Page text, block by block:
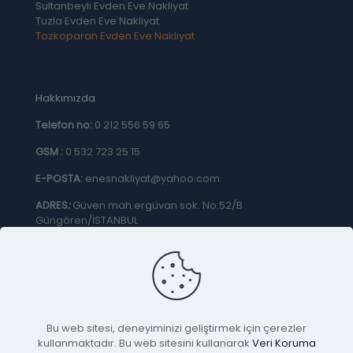
Sultanbeyli Evden Eve Nakliyat
Tuzla Evden Eve Nakliyat
Tozkoparan Evden Eve Nakliyat
Hakkımızda
Telefon no: 0 212 556 59 65
GSM : 0 532 723 25 15
E-POSTA: enesnakliyat@yahoo.com
ADRES:Güven mah.ergüvan sok. No:52/B
Güngören/İSTANBUL
Bu web sitesi, deneyiminizi geliştirmek için çerezler
kullanmaktadır. Bu web sitesini kullanarak Veri Koruma